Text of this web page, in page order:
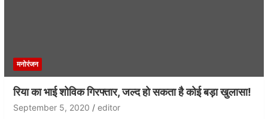
मनोरंजन
रिया का भाई शोविक गिरफ्तार, जल्द हो सकता है कोई बड़ा खुलासा!
September 5, 2020 editor